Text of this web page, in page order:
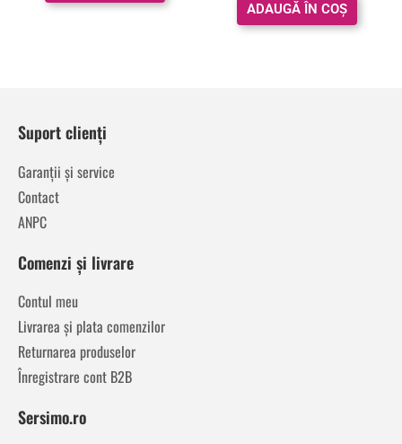
ADAUGĂ ÎN COȘ
Suport clienți
Garanții și service
Contact
ANPC
Comenzi și livrare
Contul meu
Livrarea și plata comenzilor
Returnarea produselor
Înregistrare cont B2B
Sersimo.ro